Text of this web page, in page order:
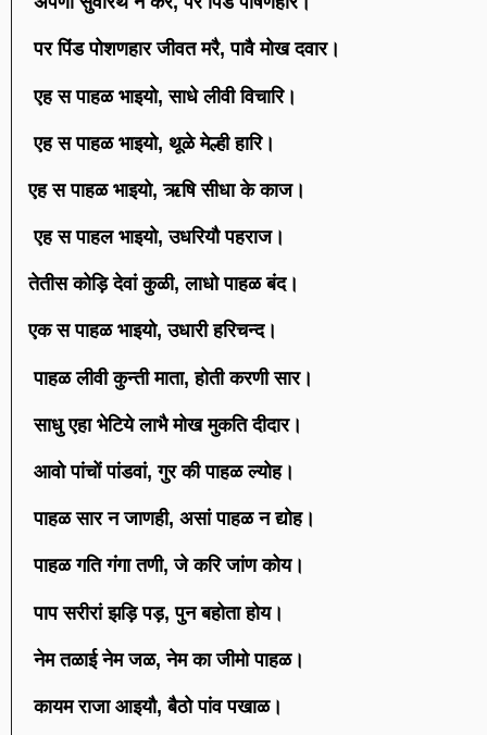
पर पिंड पोशणहार जीवत मरै, पावै मोख दवार।
एह स पाहळ भाइयो, साधे लीवी विचारि।
एह स पाहळ भाइयो, थूळे मेल्ही हारि।
एह स पाहळ भाइयो, ऋषि सीधा के काज।
एह स पाहल भाइयो, उधरियौ पहराज।
तेतीस कोड़ि देवां कुळी, लाधो पाहळ बंद।
एक स पाहळ भाइयो, उधारी हरिचन्द।
पाहळ लीवी कुन्ती माता, होती करणी सार।
साधु एहा भेटिये लाभै मोख मुकति दीदार।
आवो पांचों पांडवां, गुर की पाहळ ल्योह।
पाहळ सार न जाणही, असां पाहळ न द्योह।
पाहळ गति गंगा तणी, जे करि जांण कोय।
पाप सरीरां झड़ि पड़, पुन बहोता होय।
नेम तळाई नेम जळ, नेम का जीमो पाहळ।
कायम राजा आइयौ, बैठो पांव पखाळ।